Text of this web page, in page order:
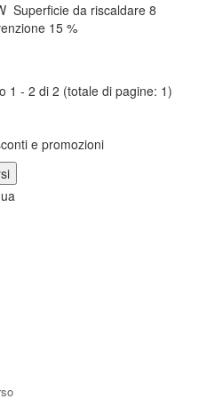
Superficie da riscaldare 8
15 %
1 - 2 di 2 (totale di pagine: 1)
e promozioni